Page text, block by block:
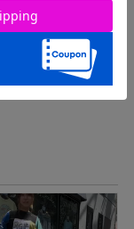
。
けていますが、モ
が生じる場合がご